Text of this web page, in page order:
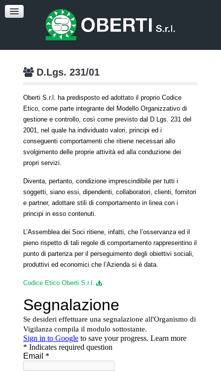
Cataloghi
DURC, VISURA, CCIAA, DURF
CONTATTI
D.Lgs. 231/01
Oberti S.r.l. ha predisposto ed adottato il proprio Codice
Etico, come parte integrante del Modello Organizzativo di
gestione e controllo, così come previsto dal D.Lgs. 231 del
2001, nel quale ha individuato valori, principi ed i
conseguenti comportamenti che ritiene necessari allo
svolgimento delle proprie attività ed alla conduzione dei
propri servizi.
Diventa, pertanto, condizione imprescindibile per tutti i
soggetti, siano essi, dipendenti, collaboratori, clienti, fornitori
e partner, adottare stili di comportamento in linea con i
principi in esso contenuti.
L’Assemblea dei Soci ritiene, infatti, che l’osservanza ed il
pieno rispetto di tali regole di comportamento rappresentino il
punto di partenza per il perseguimento degli obiettivi sociali,
produttivi ed economici che l’Azienda si è data.
Codice Etico Oberti S.r.l.